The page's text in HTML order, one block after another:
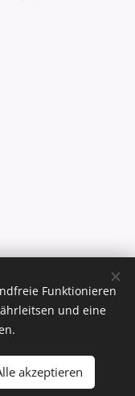
Cookies
Funktionieren
und eine
akzeptieren